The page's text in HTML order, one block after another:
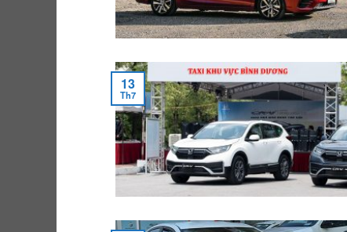
13
Th7